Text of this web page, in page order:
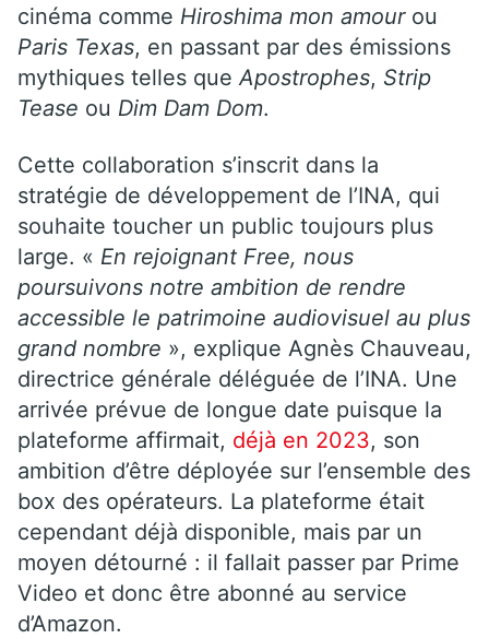
cinéma comme Hiroshima mon amourou
Paris Texas, en passant par des émissions
mythiques telles queApostrophes, Strip
Tease ou Dim Dam Dom.
Cette collaboration s’inscrit dans la
stratégie de développement de l’INA, qui
souhaite toucher un public toujours plus
large. « En rejoignant Free, nous
poursuivons notre ambition de rendre
accessible le patrimoine audiovisuel au plus
grand nombre », explique Agnès Chauveau,
directrice générale déléguée de l’INA. Une
arrivée prévue de longue date puisque la
plateforme affirmait, déjà en 2023, son
ambition d’être déployée sur l’ensemble des
box des opérateurs. La plateforme était
cependant déjà disponible, mais par un
moyen détourné : il fallait passer par Prime
Video et donc être abonné au service
d’Amazon.